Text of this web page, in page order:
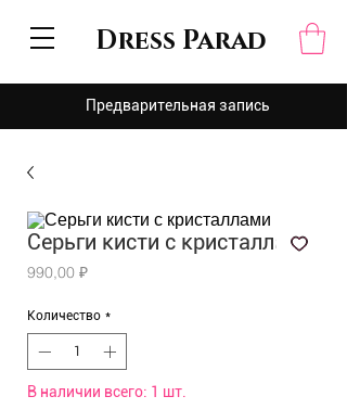
Dress Parad
Предварительная запись
Серьги кисти с кристаллами
990,00 ₽Цена
Количество *
В наличии всего: 1 шт.